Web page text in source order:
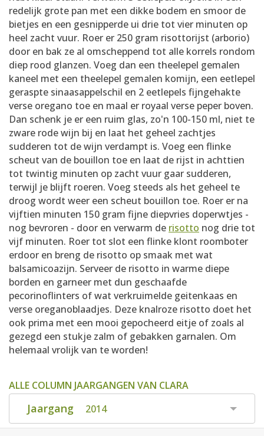
redelijk grote pan met een dikke bodem en smoor de
bietjes en een gesnipperde ui drie tot vier minuten op
heel zacht vuur. Roer er 250 gram risottorijst (arborio)
door en bak ze al omscheppend tot alle korrels rondom
diep rood glanzen. Voeg dan een theelepel gemalen
kaneel met een theelepel gemalen komijn, een eetlepel
geraspte sinaasappelschil en 2 eetlepels fijngehakte
verse oregano toe en maal er royaal verse peper boven.
Dan schenk je er een ruim glas, zo'n 100-150 ml, niet te
zware rode wijn bij en laat het geheel zachtjes
sudderen tot de wijn verdampt is. Voeg een flinke
scheut van de bouillon toe en laat de rijst in achttien
tot twintig minuten op zacht vuur gaar sudderen,
terwijl je blijft roeren. Voeg steeds als het geheel te
droog wordt weer een scheut bouillon toe. Roer er na
vijftien minuten 150 gram fijne diepvries doperwtjes -
nog bevroren - door en verwarm de risotto nog drie tot
vijf minuten. Roer tot slot een flinke klont roomboter
erdoor en breng de risotto op smaak met wat
balsamicoazijn. Serveer de risotto in warme diepe
borden en garneer met dun geschaafde
pecorinoflinters of wat verkruimelde geitenkaas en
verse oreganoblaadjes. Deze knalroze risotto doet het
ook prima met een mooi gepocheerd eitje of zoals al
gezegd een stukje zalm of gebakken garnalen. Om
helemaal vrolijk van te worden!
ALLE COLUMN JAARGANGEN VAN CLARA
Jaargang 2014